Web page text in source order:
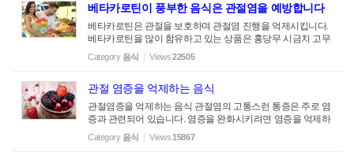
습니다. 비타민 D를 영양제로 보충하는 것을 고려해 보세요. F
oods with Vitamin D - Osteoarthritis progresses more slowly in
patients who have plenty of Vitamin D in their diet. In addition,
this vitamin has been linked to rebuilding cartilage and preve
nting the breakdown of cartilage. Foods that contain Vitamin D
베타카로틴이 풍부한 음식은 관절염을 예방합니다
베타카로틴은 관절을 보호하며 관절염 진행을 억제시킵니다.
베타카로틴을 많이 함유하고 있는 상품은 홍당무 시금치 고무
마 (껍질을 같이 섭취) 케일 콜라드 그린 겨울 호박 켄돌로프
로메인상추 브로콜리 Foods that contain Beta-Carotene - This
joints and slow down osteoarthritis. Foods that contain high le
vels of beta carotene are: Carrots Boiled spinach Sweet potat
oes with skin Kale Collard greens Winter squash Canteloupe
Romaine lettuce Broccoli
Category 음식 Views22505
관절 염증을 억제하는 음식
관절염증을 억제하는 음식 관절염의 고통스런 통증은 주로 염
증과 관련되어 있습니다. 염증을 완화시키려면 염증을 억제하
는 음식을 식단에 추가하는 것이 좋습니다. 1. 오메가 3가 포함
된 음식 연어 (야생) 호두 아마씨 2. 플라보노이드인 카르세틴
Category 음식 Views15867